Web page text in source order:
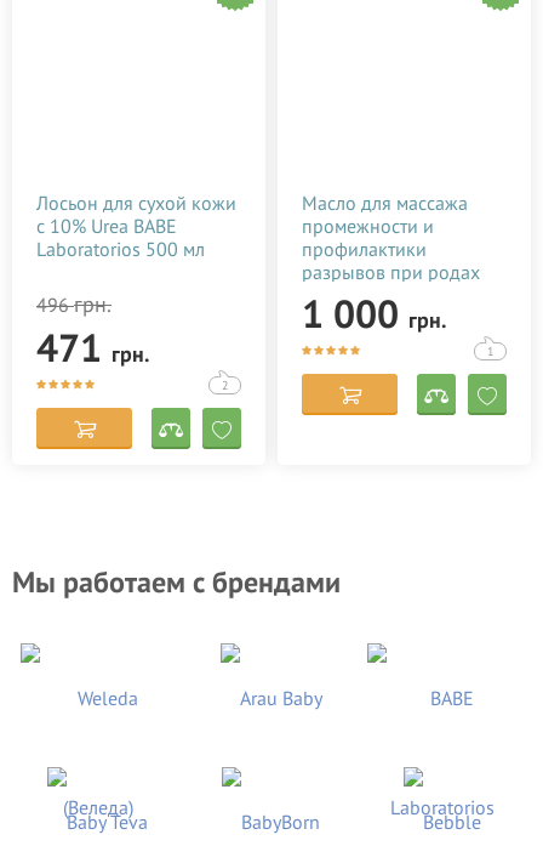
Лосьон для сухой кожи
с 10% Urea BABE
Laboratorios 500 мл
496грн.
471 грн.
2
Масло для массажа
промежности и
профилактики
разрывов при родах
Baby Teva Peri Oil 100
мл
1 000 грн.
1
Мы работаем с брендами